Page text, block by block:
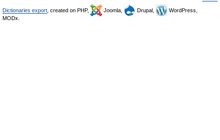
Dictionaries export , created on PHP, Joomla, Drupal,
WordPress,
MODx.